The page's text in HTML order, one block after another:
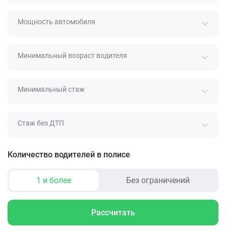
Мощность автомобиля
Минимальный возраст водителя
Минимальный стаж
Стаж без ДТП
Количество водителей в полисе
1 и более Без ограничений
Рассчитать